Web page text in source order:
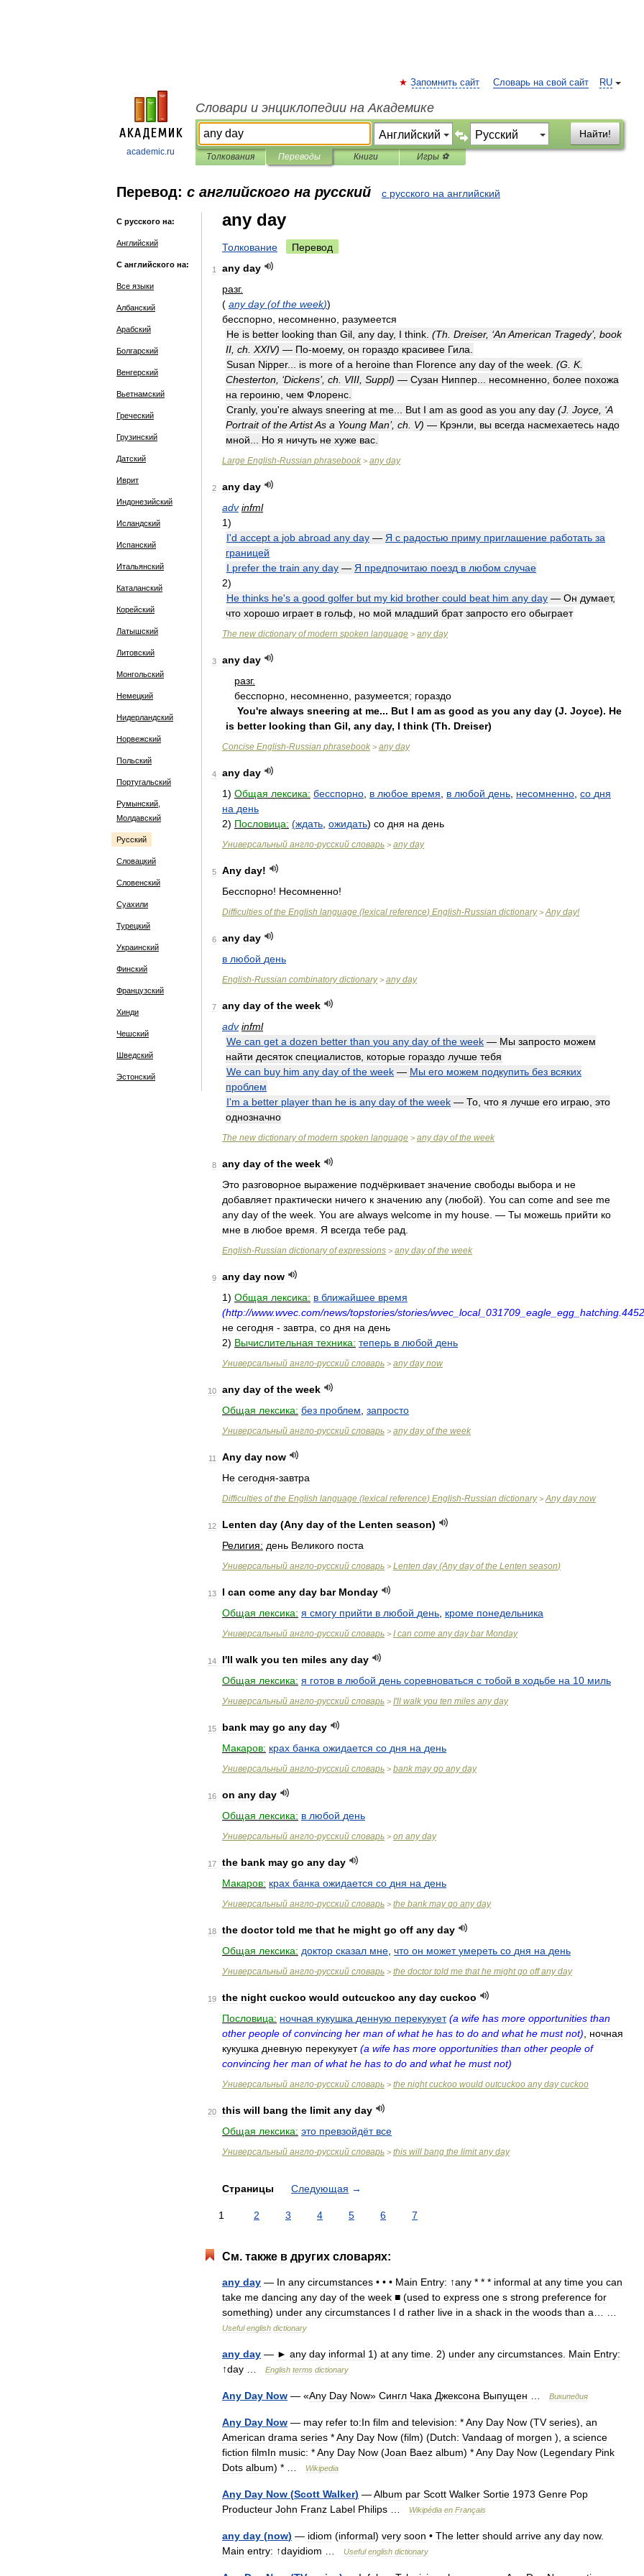
academic.ru
RU
Запомнить сайт Словарь на свой сайт
Словари и энциклопедии на Академике
Найти!
Толкования Переводы Книги Игры ⚽
Перевод: с английского на русский с русского на английский
С русского на:
Английский
С английского на:
Все языки
Албанский
Арабский
Болгарский
Венгерский
Вьетнамский
Греческий
Грузинский
Датский
Иврит
Индонезийский
Исландский
Испанский
Итальянский
Каталанский
Корейский
Латышский
Литовский
Монгольский
Немецкий
Нидерландский
Норвежский
Польский
Португальский
Румынский,
Молдавский
Русский
Словацкий
Словенский
Суахили
Турецкий
Украинский
Финский
Французский
Хинди
Чешский
Шведский
Эстонский
any day
Толкование Перевод
1 any day
разг.
( any day(of the week))
бесспорно несомненно разумеется
He is better looking than Gil any day, I think (Th Dreiser, ‘AnAmerican Tragedy’, book
II ch XXIV) — По-моему, он гораздо красивее Гила
Susan Nipper... is more of a heroine than Florence any day of the week (G K.
Chesterton , ‘Dickens’, ch VIII Suppl) — Сузан Ниппер несомненно более похожа
на героиню чем Флоренс
Cranly, you're always sneering at me But I am as good as you any day (J Joyce , ‘A
Portrait of theArtistAs a Young Man’, ch V) — Крэнли вы всегда насмехаетесь надо
мной
Но я ничуть не хуже вас
Large English-Russian phrasebook > any day
2 any day
adv infml
1)
I'd accept a job abroad any day — Я с радостью приму приглашение работать за
границей
I prefer the train any day — Я предпочитаю поезд в любом случае
2)
He thinks he's a good golfer but my kid brother could beat him any day — Он думает,
что хорошо играет в гольф но мой младший брат запросто его обыграет
The new dictionary of modern spoken language > any day
3 any day
paзг.
бeccпopнo нecoмнeннo paзумeeтcя; гopaздo
You're always sneering at me... But I am as good as you any day (J. Joyce). He
is better looking than Gil, any day, I think (Th. Dreiser)
Concise English-Russian phrasebook > any day
4 any day
1) Общая лексика: бесспорно в любое время в любой день несомненно со дня
на день
2) Пословица: (ждать ожидать) со дня на день
Универсальный англо-русский словарь > any day
5 Any day!
Бесспорно! Несомненно!
Difficulties of the English language (lexical reference) English-Russian dictionary> Any day!
6 any day
в любой день
English-Russian combinatory dictionary> any day
7 any day of the week
adv infml
We can get a dozen better than you any day of the week — Мы запросто можем
найти десяток специалистов которые гораздо лучше тебя
We can buy him any day of the week — Мы его можем подкупить без всяких
проблем
I'm a better player than he is any day of the week — То что я лучше его играю это
однозначно
The new dictionary of modern spoken language > any day of the week
8 any day of the week
Это разговорное выражение подчёркивает значение свободы выбора и не
добавляет практически ничего к значению any (любой). You can come and see me
any day of the week You are always welcome in my house . — Ты можешь прийти ко
мне в любое время Я всегда тебе рад
English-Russian dictionary of expressions > any day of the week
9 any day now
1) Общая лексика: в ближайшее время
(http://www.wvec com/news/topstories/stories/wvec local_ 031709 eagle egg hatching
не сегодня - завтра со дня на день
2) Вычислительная техника: теперь в любой день
Универсальный англо-русский словарь > any day now
10 any day of the week
Общая лексика: без проблем запросто
Универсальный англо-русский словарь > any day of the week
11 Any day now
Не сегодня-завтра
Difficulties of the English language (lexical reference) English-Russian dictionary> Any day now
12 Lenten day (Any day of the Lenten season)
Религия: день Великого поста
Универсальный англо-русский словарь > Lenten day(Any day of the Lenten season)
13 I can come any day bar Monday
Общая лексика: я смогу прийти в любой день кроме понедельника
Универсальный англо-русский словарь > I can come any day bar Monday
14 I'll walk you ten miles any day
Общая лексика: я готов в любой день соревноваться с тобой в ходьбе на 10 миль
Универсальный англо-русский словарь > I'll walk you ten miles any day
15 bank may go any day
Макаров: крах банка ожидается со дня на день
Универсальный англо-русский словарь > bank may go any day
16 on any day
Общая лексика: в любой день
Универсальный англо-русский словарь > on any day
17 the bank may go any day
Макаров: крах банка ожидается со дня на день
Универсальный англо-русский словарь > the bank may go any day
18 the doctor told me that he might go off any day
Общая лексика: доктор сказал мне что он может умереть со дня на день
Универсальный англо-русский словарь > the doctor told me that he might go off any day
19 the night cuckoo would outcuckoo any day cuckoo
Пословица: ночная кукушка денную перекукует (a wife has more opportunities than
other people of convincing her man of what he has to do and what he must not)
ночная
кукушка дневную перекукует (a wife has more opportunities than other people of
convincing her man of what he has to do and what he must not)
Универсальный англо-русский словарь > the night cuckoo would outcuckoo any day cuckoo
20 this will bang the limit any day
Общая лексика: это превзойдёт все
Универсальный англо-русский словарь > this will bang the limit any day
Страницы Следующая →
1 2 3 4 5 6 7
См. также в других словарях:
any day — In any circumstances • • • Main Entry: ↑any * * * informal at any time you can
take me dancing any day of the week ■ (used to express one s strong preference for
something) under any circumstances I d rather live in a shack in the woods than a
Useful english dictionary
any day — ► any day informal 1) at any time 2) under any circumstances Main Entry:
↑day English terms dictionary
Any Day Now — «Any Day Now» Сингл Чака Джексона Выпущен Википедия
Any Day Now — may refer to:In film and television: *Any Day Now (TV series), an
American drama series *Any Day Now (film) (Dutch: Vandaag of morgen ), a science
fiction filmIn music: *Any Day Now (Joan Baez album) *Any Day Now (Legendary Pink
Dots album) * … Wikipedia
Any Day Now (Scott Walker) —Album par Scott Walker Sortie 1973 Genre Pop
Producteur John Franz Label Philips Wikipédia en Français
any day (now) — idiom (informal) very soon • The letter should arrive any day now.
Main entry: ↑dayidiom Useful english dictionary